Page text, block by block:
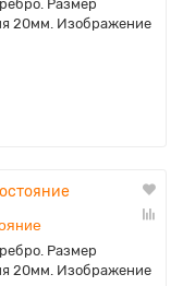
Размер
20мм. Изображение
Размер
20мм. Изображение